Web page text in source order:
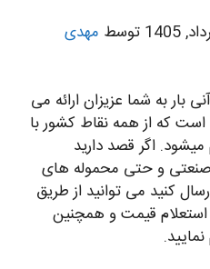
مهدی
بار به شما عزیزان ارائه می
است که از همه نقاط کشور با
اگر قصد دارید
صنعتی و حتی محموله های
کنید می توانید از طریق
قیمت و همچنین